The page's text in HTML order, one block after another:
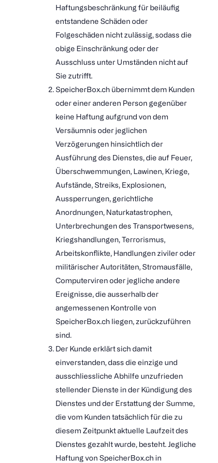
Haftungsbeschränkung für beiläufig
entstandene Schäden oder
Folgeschäden nicht zulässig, sodass die
obige Einschränkung oder der
Ausschluss unter Umständen nicht auf
Sie zutrifft.
SpeicherBox.ch übernimmt dem Kunden
oder einer anderen Person gegenüber
keine Haftung aufgrund von dem
Versäumnis oder jeglichen
Verzögerungen hinsichtlich der
Ausführung des Dienstes, die auf Feuer,
Überschwemmungen, Lawinen, Kriege,
Aufstände, Streiks, Explosionen,
Aussperrungen, gerichtliche
Anordnungen, Naturkatastrophen,
Unterbrechungen des Transportwesens,
Kriegshandlungen, Terrorismus,
Arbeitskonflikte, Handlungen ziviler oder
militärischer Autoritäten, Stromausfälle,
Computerviren oder jegliche andere
Ereignisse, die ausserhalb der
angemessenen Kontrolle von
SpeicherBox.ch liegen, zurückzuführen
sind.
Der Kunde erklärt sich damit
einverstanden, dass die einzige und
ausschliessliche Abhilfe unzufrieden
stellender Dienste in der Kündigung des
Dienstes und der Erstattung der Summe,
die vom Kunden tatsächlich für die zu
diesem Zeitpunkt aktuelle Laufzeit des
Dienstes gezahlt wurde, besteht. Jegliche
Haftung von SpeicherBox.ch in